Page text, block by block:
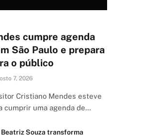
cumpre agenda
São Paulo e prepara
o público
7, 2026
Cristiano Mendes esteve
cumprir uma agenda de…
Beatriz Souza transforma